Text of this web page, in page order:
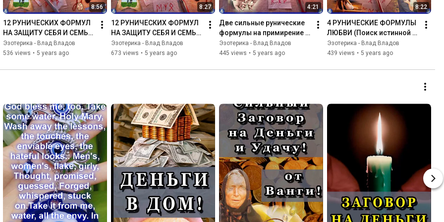
8:56
12 РУНИЧЕСКИХ ФОРМУЛ
НА ЗАЩИТУ СЕБЯ И СЕМЬИ.
Часть 2 (Против
колдовства, Защита
Эзотерика - Влад Владов
536 views • 5 years ago
8:27
12 РУНИЧЕСКИХ ФОРМУЛ
НА ЗАЩИТУ СЕБЯ И СЕМЬИ.
Часть 1 (от сглаза,
магических влияний,
Эзотерика - Влад Владов
673 views • 5 years ago
4:21
Две сильные рунические
формулы на примирение
людей находящихся в
ссоре | Эзотерика-Влад
Эзотерика - Влад Владов
445 views • 5 years ago
8:22
4 РУНИЧЕСКИЕ ФОРМУЛЫ
ЛЮБВИ (Поиск истинной
любви и второй
половинки)💞 | Эзотерика-
Эзотерика - Влад Владов
439 views • 5 years ago